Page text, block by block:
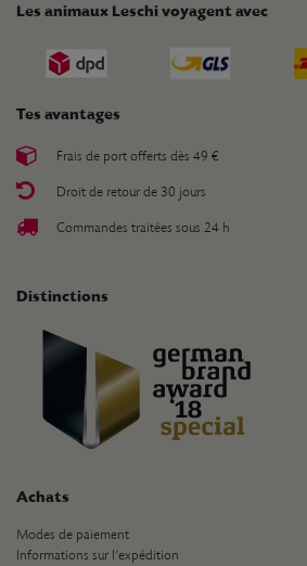
Les animaux Leschi voyagent avec
Tes avantages
Frais de port offerts dès 49 €
Droit de retour de 30 jours
Commandes traitées sous 24 h
Distinctions
Achats
Modes de paiement
Informations sur l’expédition